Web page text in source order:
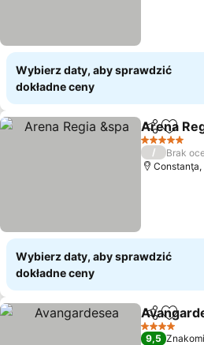
Wybierz daty, aby sprawdzić
dokładne ceny
Udostępnij
Arena
5 Kategoria
/
Brak
Constanţa,
Wybierz daty, aby sprawdzić
dokładne ceny
Udostępnij
4 Kategoria
9,5